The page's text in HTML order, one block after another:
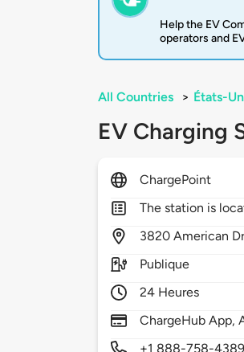
Help the EV
operators and
All Countries > États-
EV Charging
ChargePoint
The station is
3820American
Publique
24 Heures
ChargeHub App,
+1 888-758-4389